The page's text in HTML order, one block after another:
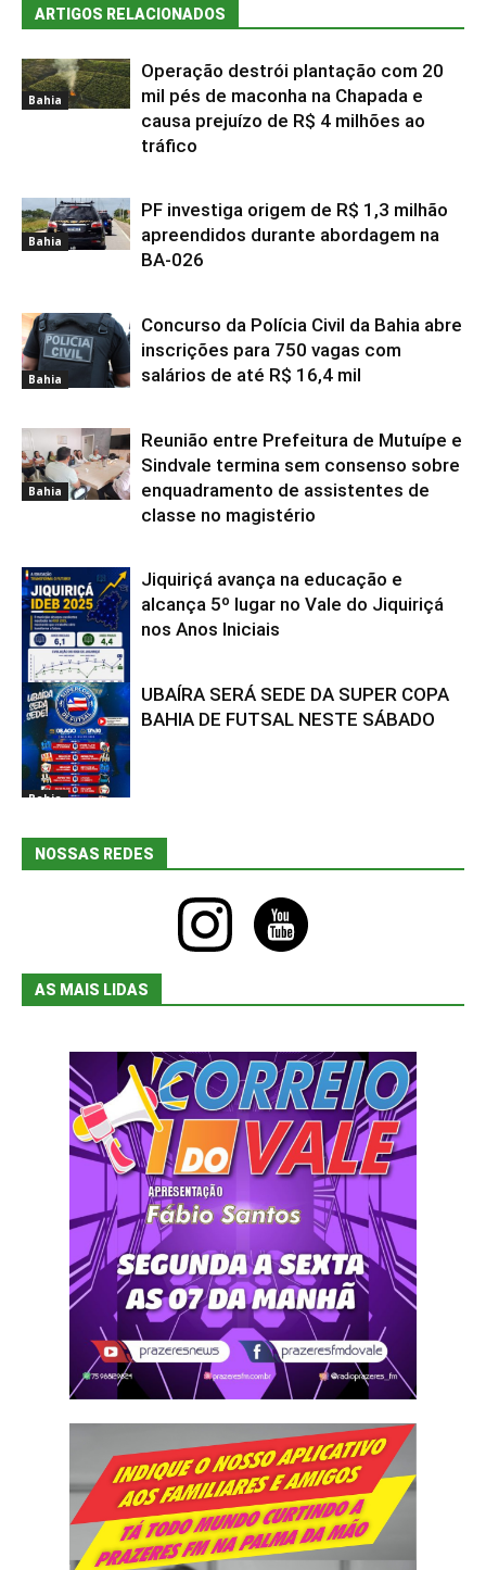
ARTIGOS RELACIONADOS
Bahia
Operação destrói plantação com 20
mil pés de maconha na Chapada e
causa prejuízo de R$ 4 milhões ao
tráfico
Bahia
PF investiga origem de R$ 1,3 milhão
apreendidos durante abordagem na
BA-026
Bahia
Concurso da Polícia Civil da Bahia abre
inscrições para 750 vagas com
salários de até R$ 16,4 mil
Bahia
Reunião entre Prefeitura de Mutuípe e
Sindvale termina sem consenso sobre
enquadramento de assistentes de
classe no magistério
Bahia
Jiquiriçá avança na educação e
alcança 5º lugar no Vale do Jiquiriçá
nos Anos Iniciais
Bahia
UBAÍRA SERÁ SEDE DA SUPER COPA
BAHIA DE FUTSAL NESTE SÁBADO
NOSSAS REDES
instagram youtube
AS MAIS LIDAS